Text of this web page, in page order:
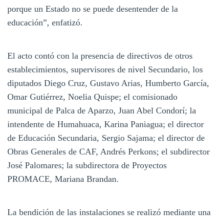
porque un Estado no se puede desentender de la
educación”, enfatizó.
El acto contó con la presencia de directivos de otros
establecimientos, supervisores de nivel Secundario, los
diputados Diego Cruz, Gustavo Arias, Humberto García,
Omar Gutiérrez, Noelia Quispe; el comisionado
municipal de Palca de Aparzo, Juan Abel Condorí; la
intendente de Humahuaca, Karina Paniagua; el director
de Educación Secundaria, Sergio Sajama; el director de
Obras Generales de CAF, Andrés Perkons; el subdirector
José Palomares; la subdirectora de Proyectos
PROMACE, Mariana Brandan.
La bendición de las instalaciones se realizó mediante una